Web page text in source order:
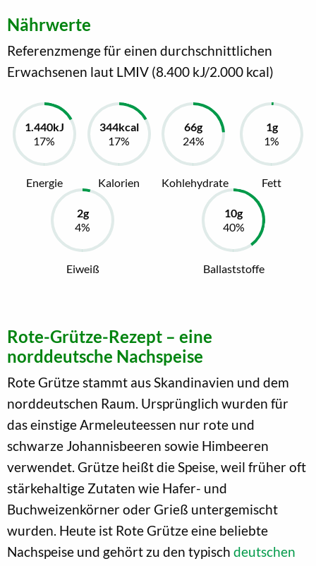
Nährwerte
Referenzmenge für einen durchschnittlichen
Erwachsenen laut LMIV (8.400 kJ/2.000 kcal)
Energie Kalorien Kohlehydrate Fett
Eiweiß Ballaststoffe
Rote-Grütze-Rezept – eine
norddeutsche Nachspeise
Rote Grütze stammt aus Skandinavien und dem
norddeutschen Raum. Ursprünglich wurden für
das einstige Armeleuteessen nur rote und
schwarze Johannisbeeren sowie Himbeeren
verwendet. Grütze heißt die Speise, weil früher oft
stärkehaltige Zutaten wie Hafer- und
Buchweizenkörner oder Grieß untergemischt
wurden. Heute ist Rote Grütze eine beliebte
Nachspeise und gehört zu den typisch deutschen